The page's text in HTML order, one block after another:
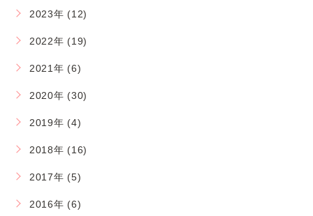
2023年 (12)
2022年 (19)
2021年 (6)
2020年 (30)
2019年 (4)
2018年 (16)
2017年 (5)
2016年 (6)